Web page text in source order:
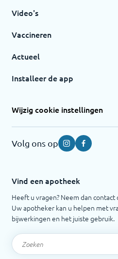
Video's
Vaccineren
Actueel
Installeer de app
Wijzig cookie instellingen
Volg ons op InstagramFacebook
Vind een apotheek
Heeft u vragen? Neem dan
Uw apotheker kan u helpen met
bijwerkingen en het juiste gebruik.